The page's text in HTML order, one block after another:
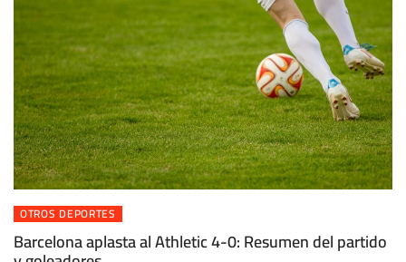
OTROS DEPORTES
Barcelona aplasta al Athletic 4-0: Resumen del partido